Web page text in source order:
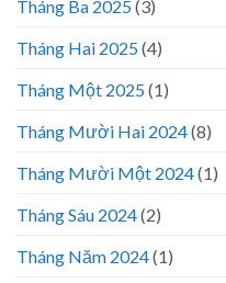
Tháng Ba 2025(3)
Tháng Hai 2025(4)
Tháng Một 2025(1)
Tháng Mười Hai 2024(8)
Tháng Mười Một 2024(1)
Tháng Sáu 2024(2)
Tháng Năm 2024(1)